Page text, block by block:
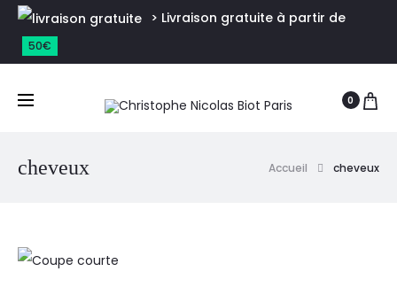
> Livraison gratuite à partir de
50€
0
cheveux Accueil cheveux